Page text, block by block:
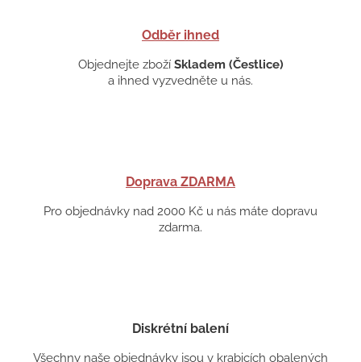
Odběr ihned
Objednejte zboží Skladem (Čestlice)
a ihned vyzvedněte u nás.
Doprava ZDARMA
Pro objednávky nad 2000 Kč u nás máte dopravu
zdarma.
Diskrétní balení
Všechny naše objednávky jsou v krabicích obalených